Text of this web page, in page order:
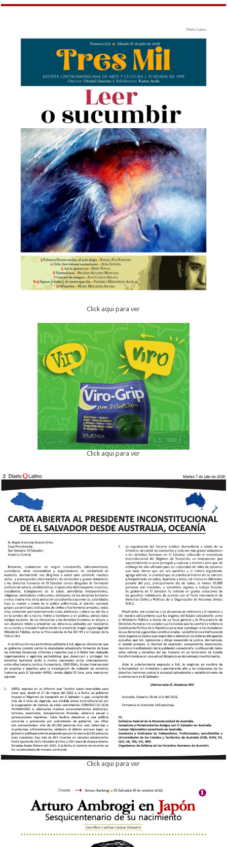
Click aqui para ver
Click aqui para ver
Click aqui para ver